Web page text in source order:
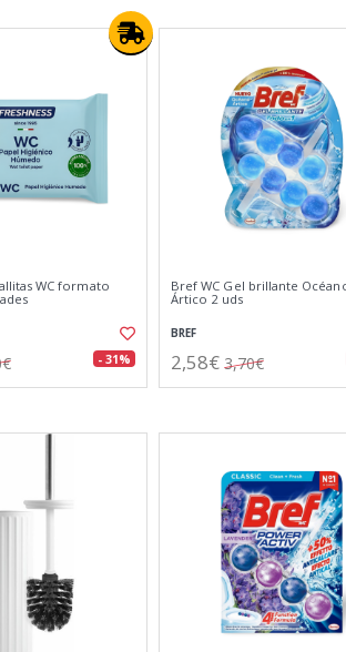
WC formato
- 31%
Bref WC Gel brillante
Ártico 2 uds
BREF
2,58€ 3,70€